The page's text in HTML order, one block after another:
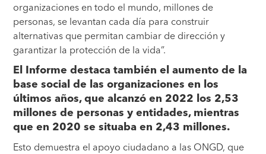
organizaciones en todo el mundo, millones de
personas, se levantan cada día para construir
alternativas que permitan cambiar de dirección y
garantizar la protección de la vida”.
El Informe destaca también el aumento de la
base social de las organizaciones en los
últimos años, que alcanzó en 2022 los 2,53
millones de personas y entidades, mientras
que en 2020 se situaba en 2,43 millones.
Esto demuestra el apoyo ciudadano a las ONGD, que